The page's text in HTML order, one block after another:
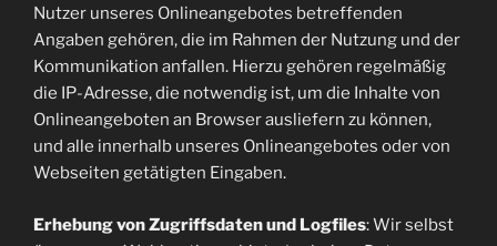
Nutzer unseres Onlineangebotes betreffenden
Angaben gehören, die im Rahmen der Nutzung und der
Kommunikation anfallen. Hierzu gehören regelmäßig
die IP-Adresse, die notwendig ist, um die Inhalte von
Onlineangeboten an Browser ausliefern zu können,
und alle innerhalb unseres Onlineangebotes oder von
Webseiten getätigten Eingaben.
Erhebung von Zugriffsdaten und Logfiles: Wir selbst